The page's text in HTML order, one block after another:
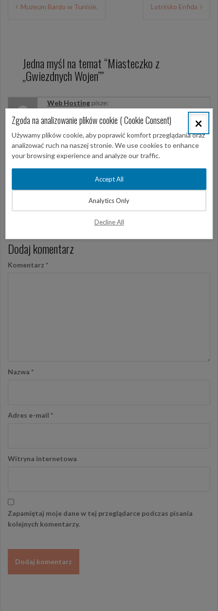
Muzeum Bardo w Tunisie. Lotnisko Enfida
Jedna myśl na temat “Miasteczko z
„Gwiezdnych Wojen””
Web Hosting pisze:
Tajemniczy urok tych niezwyklych budowli tak zainspirowal
tworcow „Gwiezdnych Wojen”, ze we wnetrzu jednej z nich –
Ouled Soltane, filmowali sceny do „Mrocznego Widma”, pierwszego
z obrazow filmowej legendy. Slynny dom Larsow, wujostwa Luke’a
Skywalkera istnieje naprawde i jest jednym z wielu domow
Matmaty.
Dodaj komentarz
Komentarz *
Nazwa *
Adres e-mail *
Witryna internetowa
Zapamiętaj moje dane w tej przeglądarce podczas pisania
kolejnych komentarzy.
×
Zgoda na analizowanie plików cookie ( Cookie Consent)
Używamy plików cookie, aby poprawić komfort przeglądania oraz
analizować ruch na naszej stronie. We use cookies to enhance
your browsing experience and analyze our traffic.
Accept All
Analytics Only
Decline All